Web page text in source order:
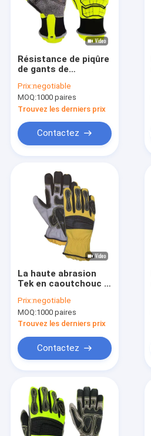
Produits
Au sujet de nous
Résistance de piqûre
de gants de
délivrance de norme
de 3X44EP EN388
2016
Prix:negotiable
MOQ:1000 paires
Trouvez les derniers prix
Contactez
La haute abrasion
Tek en caoutchouc a
gants de
dégagement de
délivrance 7 - 10
Prix:negotiable
MOQ:1000 paires
Trouvez les derniers prix
Contactez